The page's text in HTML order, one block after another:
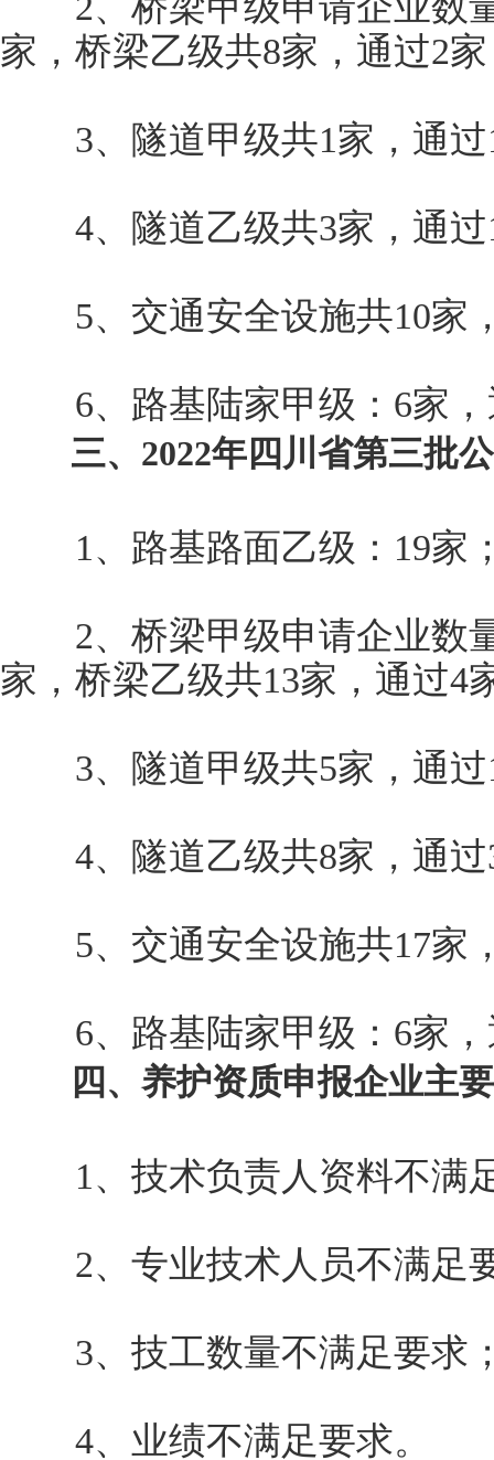
家，桥梁乙级共8家，通过2
3、隧道甲级共1家，通过
4、隧道乙级共3家，通过
5、交通安全设施共10家
6、路基陆家甲级：6家，
三、2022年四川省第三批公
1、路基路面乙级：19家
2、桥梁甲级申请企业数
家，桥梁乙级共13家，通过4
3、隧道甲级共5家，通过
4、隧道乙级共8家，通过
5、交通安全设施共17家
6、路基陆家甲级：6家，
四、养护资质申报企业主要
1、技术负责人资料不满
2、专业技术人员不满足
3、技工数量不满足要求
4、业绩不满足要求。